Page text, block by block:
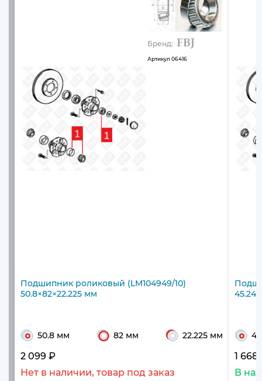
Бренд:
Артикул 06416
Подшипник роликовый (LM104949/10)
50.8×82×22.225 мм
50.8 мм 82 мм 22.225 мм
2 099 ₽
Нет в наличии, товар под заказ
1 668
В